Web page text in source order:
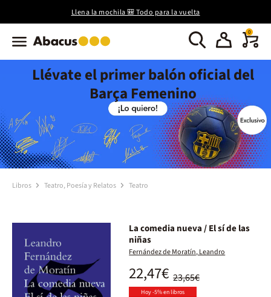
Llena la mochila 🎒 Todo para la vuelta
0
Llévate el primer balón oficial del
Barça Femenino
Libros Teatro, Poesía y Relatos Teatro
La comedia nueva / El sí de las
niñas
Fernández de Moratín, Leandro
23,65€
22,47€
Hoy -5% en libros